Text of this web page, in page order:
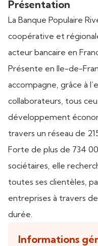
Présentation
La Banque Populaire
coopérative et
acteur bancaire en
Présente en Ile-de-
accompagne, grâce à
collaborateurs, tous
développement
travers un réseau de
Forte de plus de 734
sociétaires, elle
toutes ses clientèles,
entreprises à travers
durée.
Informations